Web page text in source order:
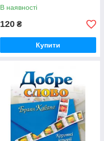
В наявності
120 ₴
Купити